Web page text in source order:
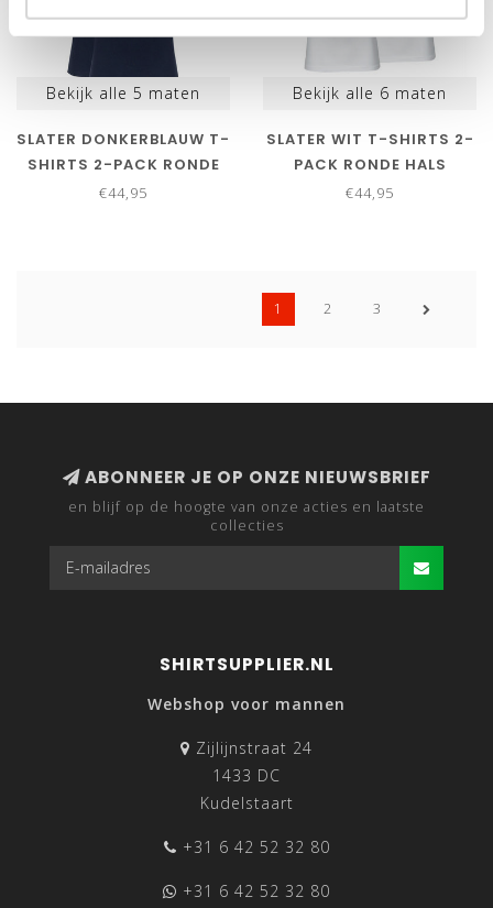
Bekijk alle 5 maten
SLATER DONKERBLAUW T-
SHIRTS 2-PACK RONDE
HALS STRETCH
€44,95
Bekijk alle 6 maten
SLATER WIT T-SHIRTS 2-
PACK RONDE HALS
STRETCH
€44,95
1 2 3
ABONNEER JE OP ONZE NIEUWSBRIEF
en blijf op de hoogte van onze acties en laatste
collecties
SHIRTSUPPLIER.NL
Webshop voor mannen
Zijlijnstraat 24
1433 DC
Kudelstaart
+31 6 42 52 32 80
+31 6 42 52 32 80